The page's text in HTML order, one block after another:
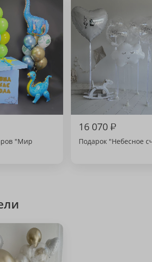
"Мир
16 070₽
Подарок "Небесное